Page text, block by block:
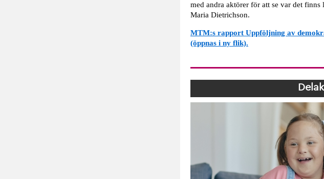
med andra aktörer för att se var det
Maria Dietrichson.
MTM:s rapport Uppföljning av
(öppnas i ny flik).